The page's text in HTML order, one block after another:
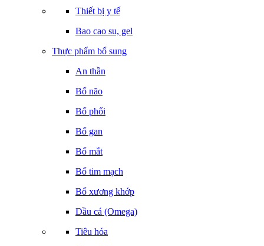
Thiết bị y tế
Bao cao su, gel
Thực phẩm bổ sung
An thần
Bổ não
Bổ phổi
Bổ gan
Bổ mắt
Bổ tim mạch
Bổ xương khớp
Dầu cá (Omega)
Tiêu hóa